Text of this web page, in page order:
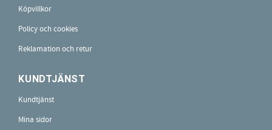
Köpvillkor
Policy och cookies
Reklamation och retur
KUNDTJÄNST
Kundtjänst
Mina sidor